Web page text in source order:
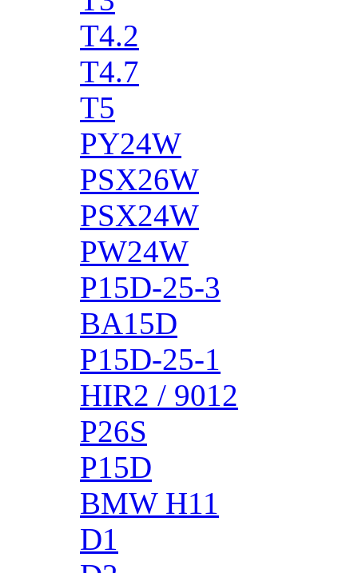
T4.2
T4.7
T5
PY24W
PSX26W
PSX24W
PW24W
P15D-25-3
BA15D
P15D-25-1
HIR2 / 9012
P26S
P15D
BMW H11
D1